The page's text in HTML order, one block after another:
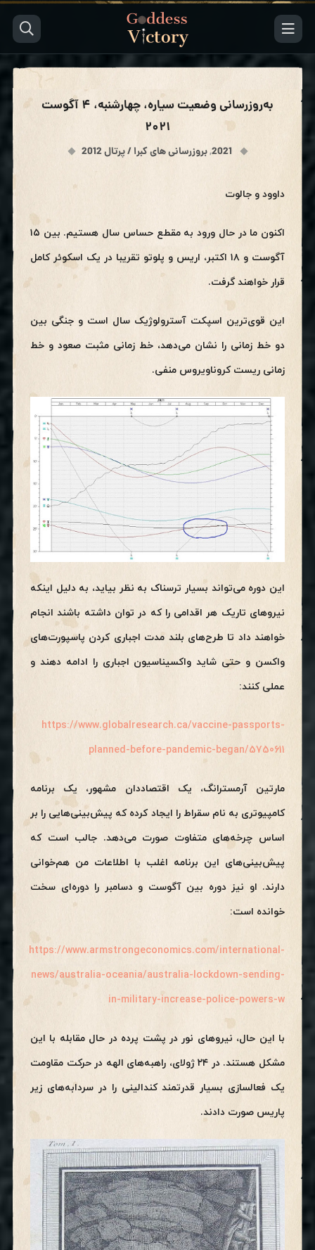
به‌روزرسانی وضعیت سیاره، چهارشنبه، ۴ آگوست
۲۰۲۱
2021
,بروزرسانی های کبرا / پرتال 2012
داوود و جالوت
اکنون ما در حال ورود به مقطع حساس سال هستیم. بین ۱۵
آگوست و ۱۸ اکتبر، اریس و پلوتو تقریبا در یک اسکوئر کامل
قرار خواهند گرفت.
این قوی‌ترین اسپکت آسترولوژیک سال است و جنگی بین
دو خط زمانی را نشان می‌دهد، خط زمانی مثبت صعود و خط
زمانی ریست کروناویروس منفی.
این دوره می‌تواند بسیار ترسناک به نظر بیاید، به دلیل اینکه
نیروهای تاریک هر اقدامی را که در توان داشته باشند انجام
خواهند داد تا طرح‌های بلند مدت اجباری کردن پاسپورت‌های
واکسن و حتی شاید واکسیناسیون اجباری را ادامه دهند و
عملی کنند:
https://www.globalresearch.ca/vaccine-passports-
planned-before-pandemic-began/5750611
مارتین آرمسترانگ، یک اقتصاددان مشهور، یک برنامه
کامپیوتری به نام سقراط را ایجاد کرده که پیش‌بینی‌هایی را بر
اساس چرخه‌های متفاوت صورت می‌دهد. جالب است که
پیش‌بینی‌های این برنامه اغلب با اطلاعات من هم‌خوانی
دارند. او نیز دوره بین آگوست و دسامبر را دوره‌ای سخت
خوانده است:
https://www.armstrongeconomics.com/international-
news/australia-oceania/australia-lockdown-sending-
in-military-increase-police-powers-w
با این حال، نیروهای نور در پشت پرده در حال مقابله با این
مشکل هستند. در ۲۴ ژولای، راهبه‌های الهه در حرکت مقاومت
یک فعالسازی بسیار قدرتمند کندالینی را در سردابه‌های زیر
پاریس صورت دادند.